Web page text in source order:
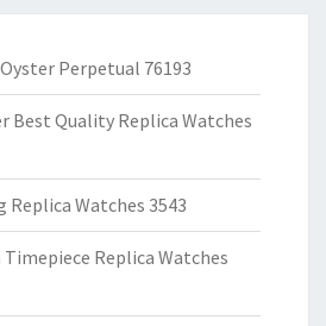
Perpetual 76193
Best Quality Replica Watches
Watches 3543
Timepiece Replica Watches